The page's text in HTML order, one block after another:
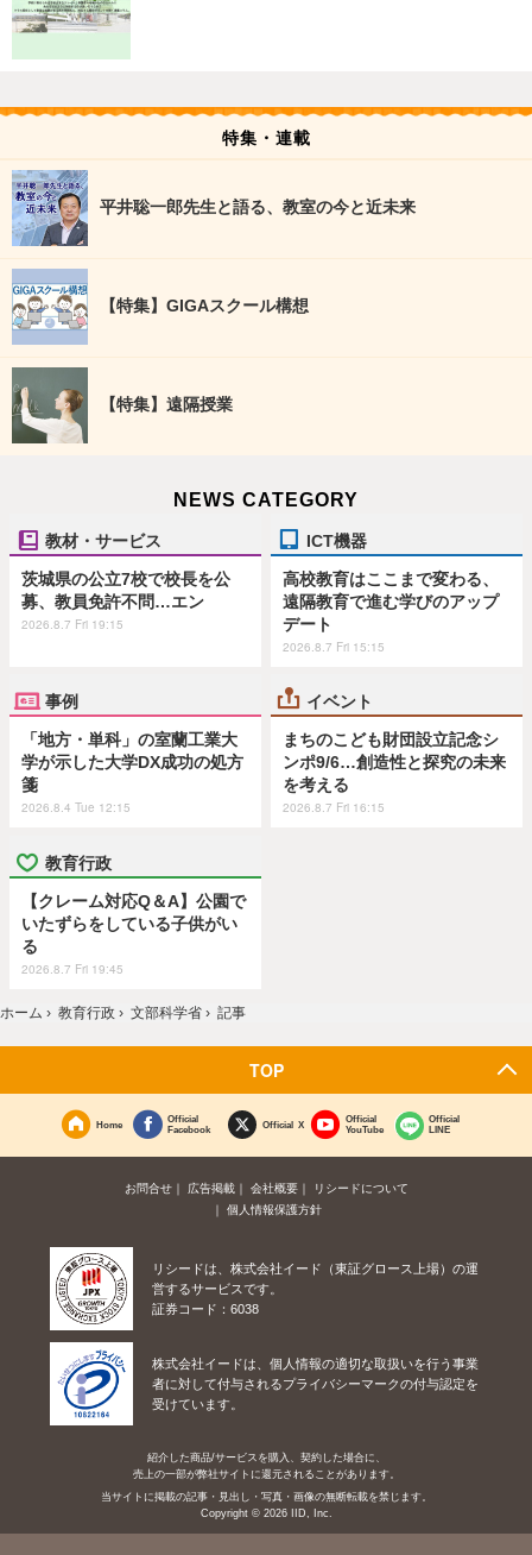
特集・連載
平井聡一郎先生と語る、教室の今と近未来
【特集】GIGAスクール構想
【特集】遠隔授業
NEWS CATEGORY
教材・サービス
茨城県の公立7校で校長を公
募、教員免許不問…エン
2026.8.7 Fri 19:15
ICT機器
高校教育はここまで変わる、
遠隔教育で進む学びのアップ
デート
2026.8.7 Fri 15:15
事例
「地方・単科」の室蘭工業大
学が示した大学DX成功の処方
箋
2026.8.4 Tue 12:15
イベント
まちのこども財団設立記念シ
ンポ9/6…創造性と探究の未来
を考える
2026.8.7 Fri 16:15
教育行政
【クレーム対応Q＆A】公園で
いたずらをしている子供がい
る
2026.8.7 Fri 19:45
ホーム › 教育行政 › 文部科学省 › 記事
TOP
Home
Official
Facebook
Official X
Official
YouTube
Official
LINE
お問合せ 広告掲載 会社概要
リシードについて
個人情報保護方針
リシードは、株式会社イード（東証グロース上場）の運
営するサービスです。
証券コード：6038
株式会社イードは、個人情報の適切な取扱いを行う事業
者に対して付与されるプライバシーマークの付与認定を
受けています。
紹介した商品/サービスを購入、契約した場合に、
売上の一部が弊社サイトに還元されることがあります。
当サイトに掲載の記事・見出し・写真・画像の無断転載を禁じます。
Copyright © 2026 IID, Inc.